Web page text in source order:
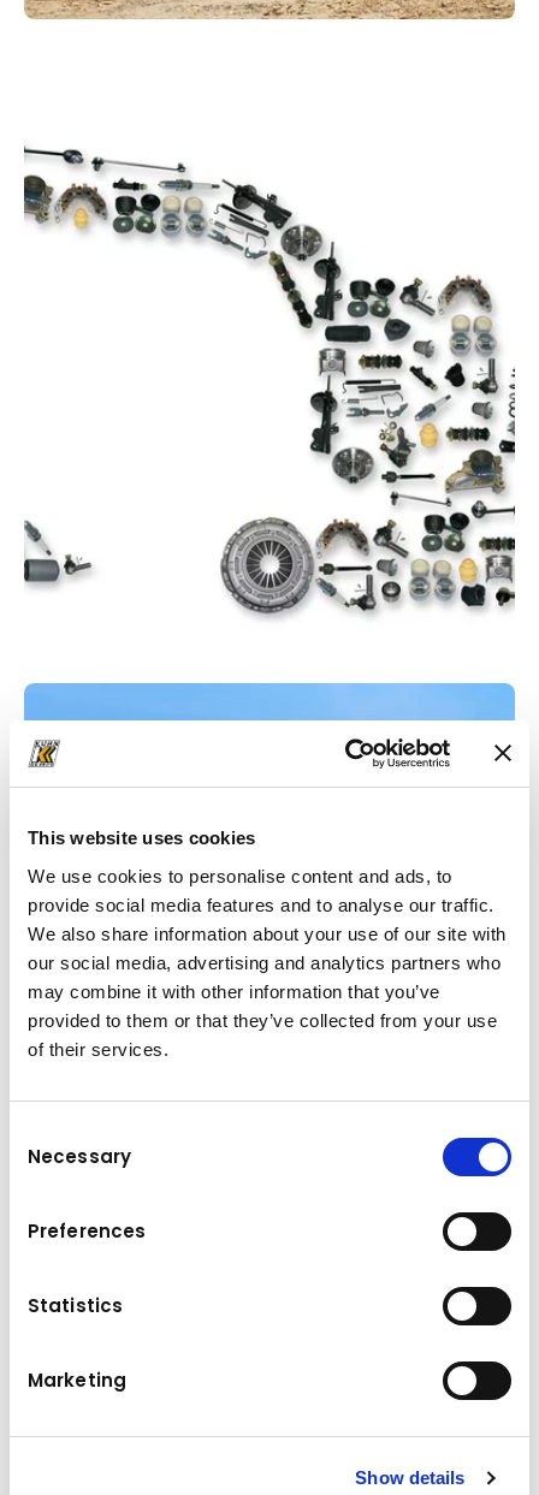
This website uses cookies
We use cookies to personalise content and ads, to
provide social media features and to analyse our traffic.
We also share information about your use of our site with
our social media, advertising and analytics partners who
may combine it with other information that you’ve
provided to them or that they’ve collected from your use
of their services.
Selection
Necessary
Preferences
Statistics
Marketing
Show details
und minimieren Ihre Kosten.
Zu den Mietmodellen
eParts-Store
Zum Store
Flottenmanagement
Das OFR-System liefert präzise Simulationen